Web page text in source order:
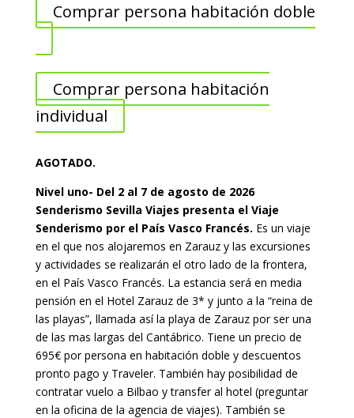
Comprar persona habitación doble
Comprar persona habitación
individual
AGOTADO.
Nivel uno- Del 2 al 7 de agosto de 2026
Senderismo Sevilla Viajes presenta el Viaje
Senderismo por el País Vasco Francés. Es un viaje
en el que nos alojaremos en Zarauz y las excursiones
y actividades se realizarán el otro lado de la frontera,
en el País Vasco Francés. La estancia será en media
pensión en el Hotel Zarauz de 3* y junto a la “reina de
las playas”, llamada así la playa de Zarauz por ser una
de las mas largas del Cantábrico. Tiene un precio de
695€ por persona en habitación doble y descuentos
pronto pago y Traveler. También hay posibilidad de
contratar vuelo a Bilbao y transfer al hotel (preguntar
en la oficina de la agencia de viajes). También se